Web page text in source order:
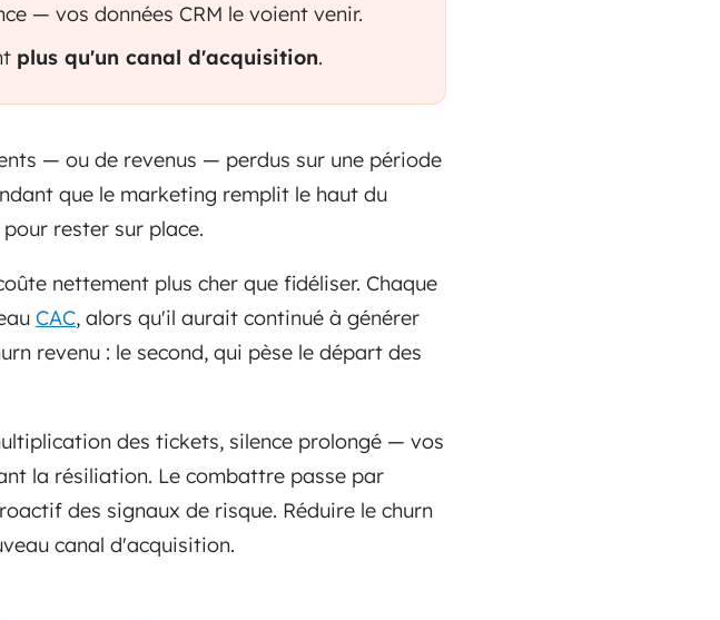
— vos données CRM le voient venir.
plus qu'un canal d'acquisition.
— ou de revenus — perdus sur une période
que le marketing remplit le haut du
rester sur place.
nettement plus cher que fidéliser. Chaque
CAC, alors qu'il aurait continué à générer
revenu : le second, qui pèse le départ des
des tickets, silence prolongé — vos
la résiliation. Le combattre passe par
des signaux de risque. Réduire le churn
canal d'acquisition.